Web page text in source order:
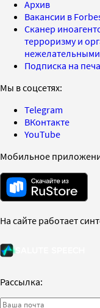
Архив
Вакансии в
Сканер
терроризму и
нежелательными
Подписка на
Мы в соцсетях:
Telegram
ВКонтакте
YouTube
Мобильное
На сайте работает
Рассылка: